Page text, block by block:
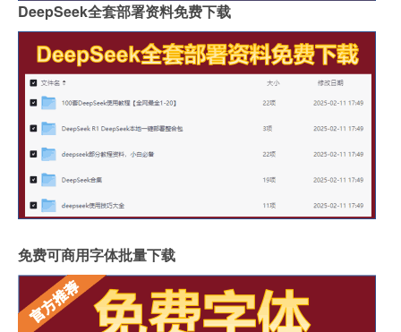
DeepSeek全套部署资料免费下载
免费可商用字体批量下载